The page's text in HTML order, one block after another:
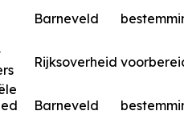
Barneveld
Rijksoverheid
Barneveld